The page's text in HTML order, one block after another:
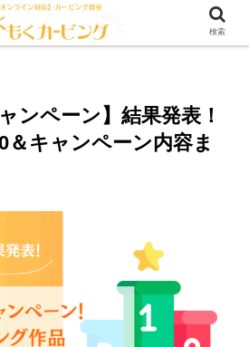
ンペーン】結果発表！
＆キャンペーン内容ま
検索